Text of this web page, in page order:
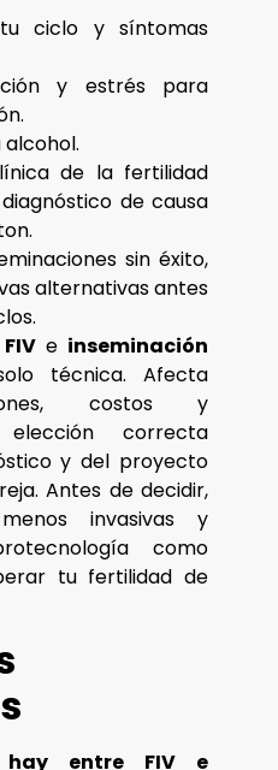
ciclo y síntomas
y estrés para
de la fertilidad
de causa
sin éxito,
alternativas antes
FIV e inseminación
técnica. Afecta
costos y
correcta
y del proyecto
Antes de decidir,
invasivas y
como
tu fertilidad de
hay entre FIV e